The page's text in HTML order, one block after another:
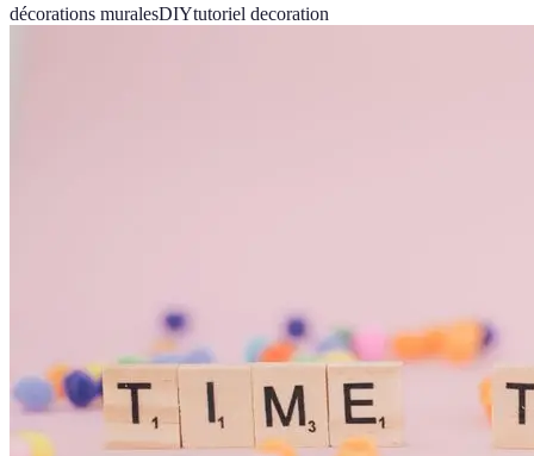
décorations muralesDIYtutoriel decoration